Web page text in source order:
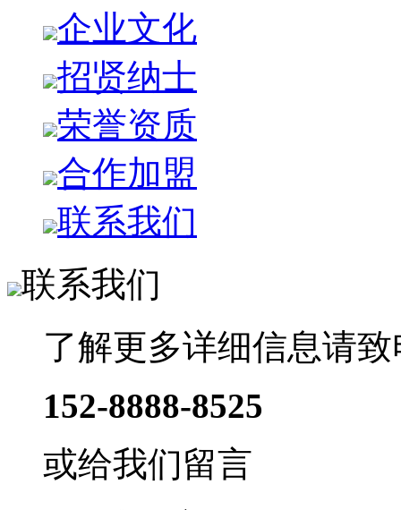
企业文化
招贤纳士
荣誉资质
合作加盟
联系我们
联系我们
了解更多详细信息请致
152-8888-8525
或给我们留言